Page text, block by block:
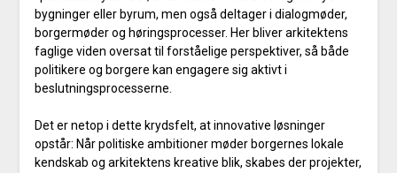
bygninger eller byrum, men også deltager i dialogmøder,
borgermøder og høringsprocesser. Her bliver arkitektens
faglige viden oversat til forståelige perspektiver, så både
politikere og borgere kan engagere sig aktivt i
beslutningsprocesserne.
Det er netop i dette krydsfelt, at innovative løsninger
opstår: Når politiske ambitioner møder borgernes lokale
kendskab og arkitektens kreative blik, skabes der projekter,